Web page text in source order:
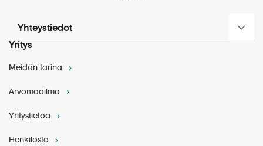
Yhteystiedot
Yritys
Meidän tarina
Arvomaailma
Yritystietoa
Henkilöstö